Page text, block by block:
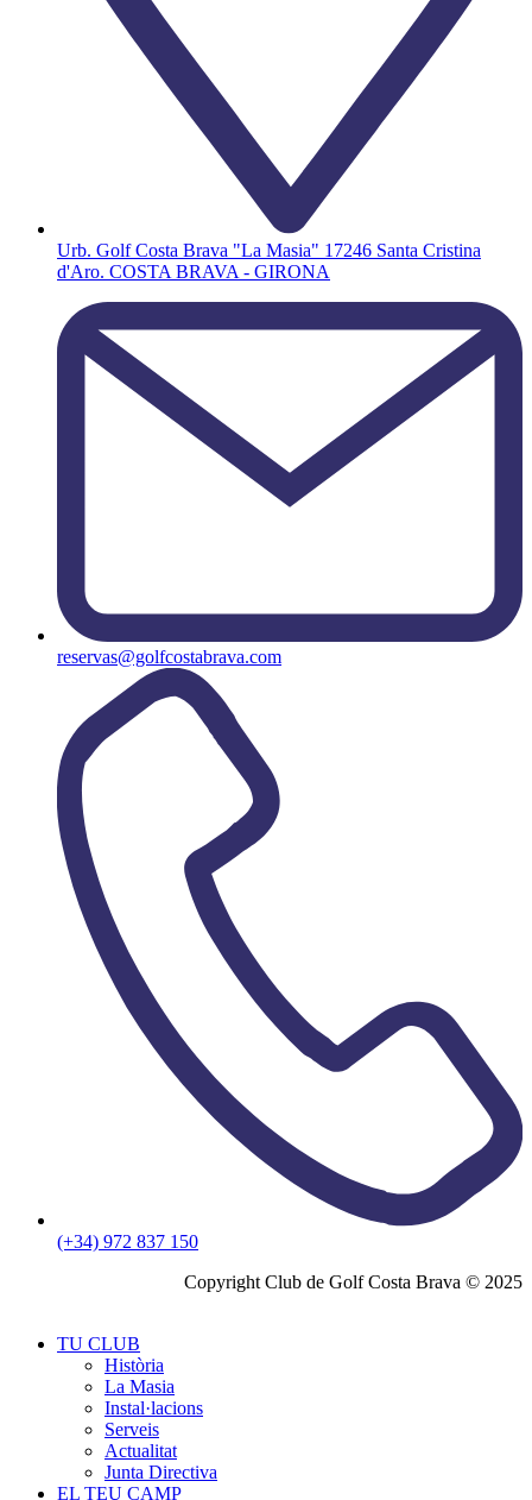
Urb. Golf Costa Brava "La Masia" 17246 Santa Cristina
d'Aro. COSTA BRAVA - GIRONA
reservas@golfcostabrava.com
(+34) 972 837 150
Copyright Club de Golf Costa Brava © 2025
TU CLUB
Història
La Masia
Instal·lacions
Serveis
Actualitat
Junta Directiva
EL TEU CAMP